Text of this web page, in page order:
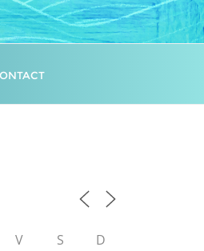
V S
D